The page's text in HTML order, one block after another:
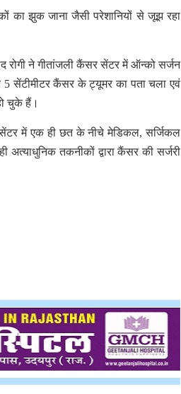
का झुक जाना जैसी परेशानियों से जूझ रहा
रोगी ने गीतांजली कैंसर सेंटर में ऑन्को सर्जन
सेंटीमीटर कैंसर के ट्यूमर का पता चला एवं
चुके हैं।
सेंटर में एक ही छत के नीचे मेडिकल, सर्जिकल
तकनीकों द्वारा कैंसर की सर्जरी